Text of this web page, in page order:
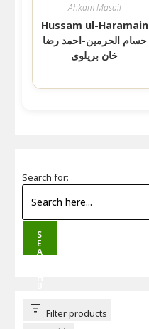
Ahkam Masail
Hussam ul-Haramain
حسام الحرمين-احمد رضا
خان بریلوی
Search for:
S
E
A
T
T
Filter products